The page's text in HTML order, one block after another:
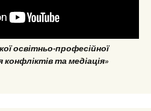
освітньо-професійної
та медіація»